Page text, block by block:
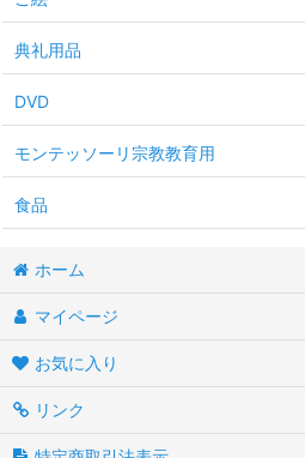
典礼用品
DVD
モンテッソーリ宗教教育用
食品
ホーム
マイページ
お気に入り
リンク